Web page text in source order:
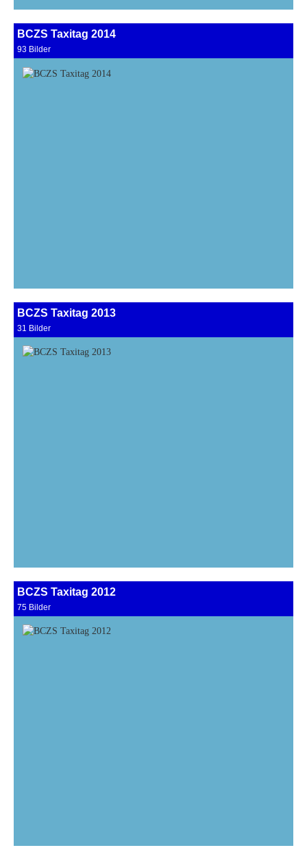
BCZS Taxitag 2014
93 Bilder
BCZS Taxitag 2013
31 Bilder
BCZS Taxitag 2012
75 Bilder